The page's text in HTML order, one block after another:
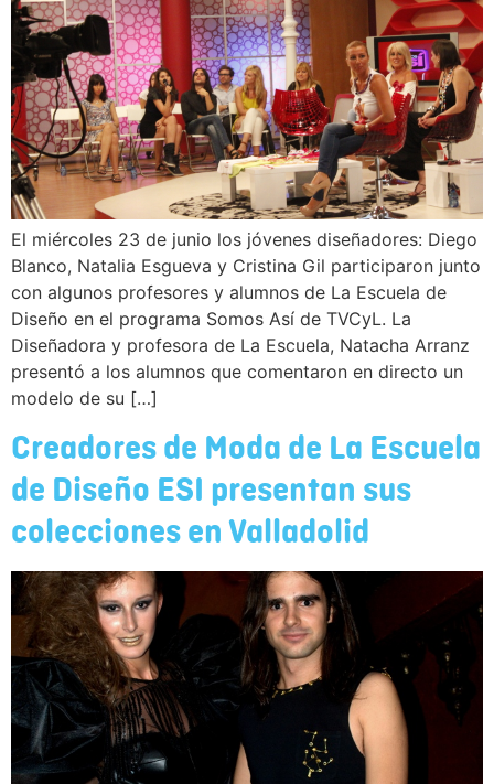
El miércoles 23 de junio los jóvenes diseñadores: Diego
Blanco, Natalia Esgueva y Cristina Gil participaron junto
con algunos profesores y alumnos de La Escuela de
Diseño en el programa Somos Así de TVCyL. La
Diseñadora y profesora de La Escuela, Natacha Arranz
presentó a los alumnos que comentaron en directo un
modelo de su […]
Creadores de Moda de La Escuela
de Diseño ESI presentan sus
colecciones en Valladolid